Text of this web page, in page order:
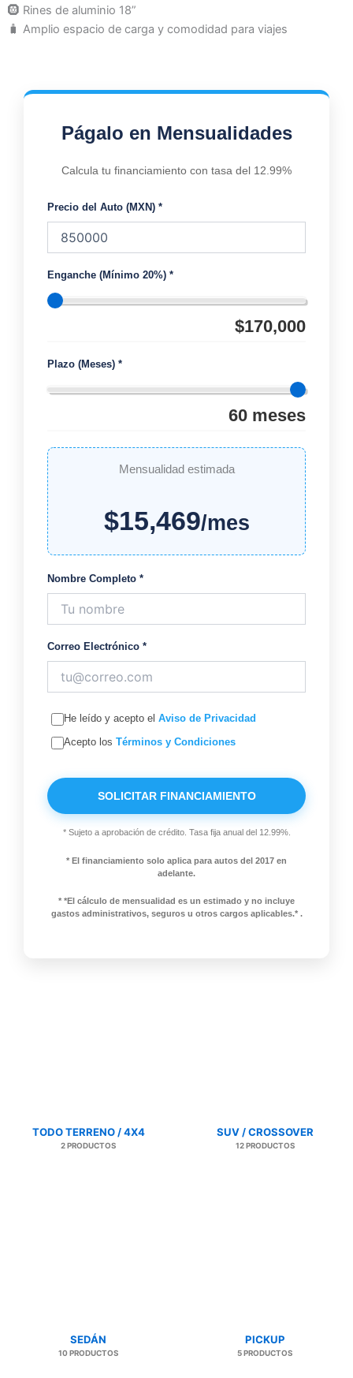
🛞 Rines de aluminio 18”
🧳 Amplio espacio de carga y comodidad para viajes
Págalo en Mensualidades
Calcula tu financiamiento con tasa del 12.99%
Precio del Auto (MXN) *
Enganche (Mínimo 20%) *
$170,000
Plazo (Meses) *
60 meses
Mensualidad estimada
$15,469/mes
Nombre Completo *
Correo Electrónico *
He leído y acepto el Aviso de Privacidad
Acepto los Términos y Condiciones
SOLICITAR FINANCIAMIENTO
* Sujeto a aprobación de crédito. Tasa fija anual del 12.99%.
* El financiamiento solo aplica para autos del 2017 en
adelante.
* *El cálculo de mensualidad es un estimado y no incluye
gastos administrativos, seguros u otros cargos aplicables.* .
TODO TERRENO / 4X4
2 PRODUCTOS
SUV / CROSSOVER
12 PRODUCTOS
SEDÁN
10 PRODUCTOS
PICKUP
5 PRODUCTOS